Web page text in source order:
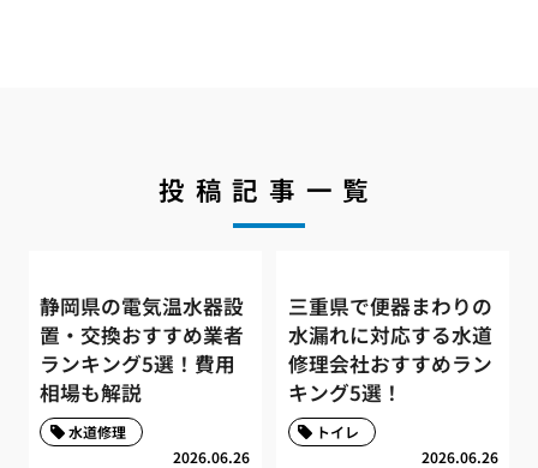
投稿記事一覧
静岡県の電気温水器設
置・交換おすすめ業者
ランキング5選！費用
相場も解説
2026.06.26
水道修理
三重県で便器まわりの
水漏れに対応する水道
修理会社おすすめラン
キング5選！
2026.06.26
トイレ